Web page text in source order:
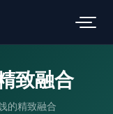
致融合
的精致融合